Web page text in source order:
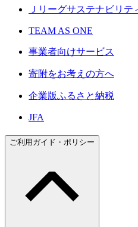
Ｊリーグサステナビリテ
TEAM AS ONE
事業者向けサービス
寄附をお考えの方へ
企業版ふるさと納税
JFA
ご利用ガイド・ポリシー